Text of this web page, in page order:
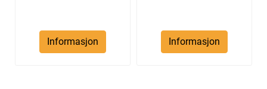
Informasjon Informasjon